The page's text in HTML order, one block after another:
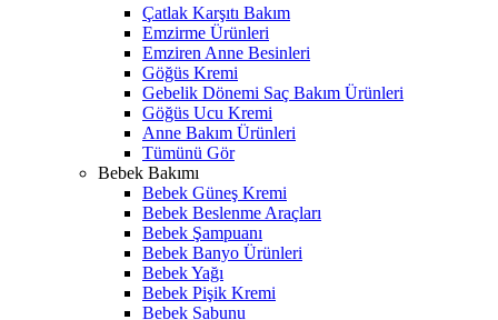
Çatlak Karşıtı Bakım
Emzirme Ürünleri
Emziren Anne Besinleri
Göğüs Kremi
Gebelik Dönemi Saç Bakım Ürünleri
Göğüs Ucu Kremi
Anne Bakım Ürünleri
Tümünü Gör
Bebek Bakımı
Bebek Güneş Kremi
Bebek Beslenme Araçları
Bebek Şampuanı
Bebek Banyo Ürünleri
Bebek Yağı
Bebek Pişik Kremi
Bebek Sabunu